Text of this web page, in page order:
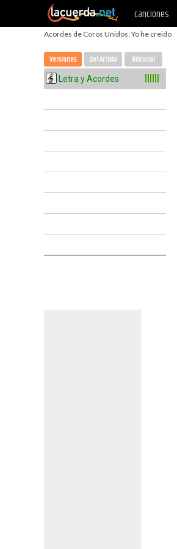
canciones
Acordes de Coros Unidos: Yo he creido
Versiones del Artista Historial
Letra y Acordes